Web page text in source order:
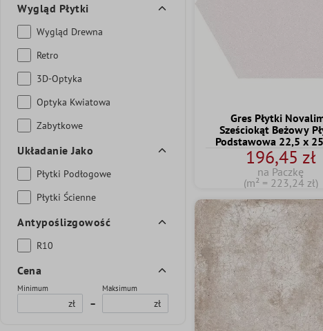
Wygląd Płytki
Wygląd Drewna
Retro
3D-Optyka
Optyka Kwiatowa
Zabytkowe
Układanie Jako
Płytki Podłogowe
Płytki Ścienne
Antypoślizgowość
R10
Cena
Minimum
zł –
Maksimum
zł
Gres Płytki
Sześciokąt Beżowy
Podstawowa 22,5 x
196,45 zł
na Paczkę
(m² = 223,24 zł)